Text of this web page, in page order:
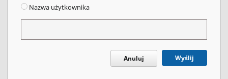
Nazwa użytkownika
Anuluj Wyślij